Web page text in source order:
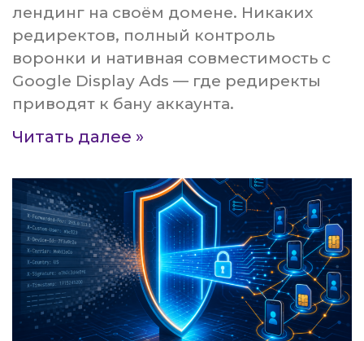
лендинг на своём домене. Никаких
редиректов, полный контроль
воронки и нативная совместимость с
Google Display Ads — где редиректы
приводят к бану аккаунта.
Читать далее »